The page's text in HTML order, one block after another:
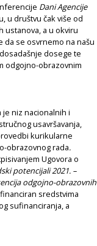
Dani Agencije
u društvu čak više od
ustanova, a u okviru
da se osvrnemo na našu
dosege te
odgojno-obrazovnim
je niz nacionalnih i
usavršavanja,
kurikularne
obrazovnog rada.
Ugovora o
potencijali 2021. –
odgojno-obrazovnih
sredstvima
sufinanciranja, a